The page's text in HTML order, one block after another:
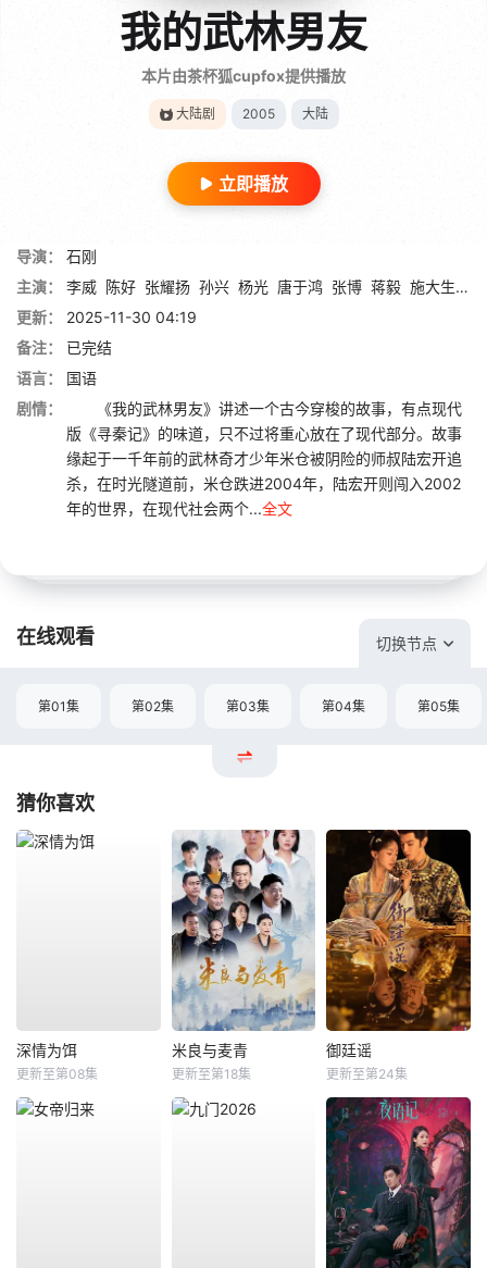
我的武林男友
本片由茶杯狐cupfox提供播放
大陆剧 2005 大陆
立即播放
导演：
石刚
主演：
李威 陈好 张耀扬 孙兴 杨光 唐于鸿 张博 蒋毅 施大生 徐
更新：
2025-11-30 04:19
备注：
已完结
语言：
国语
剧情：
《我的武林男友》讲述一个古今穿梭的故事，有点现代
版《寻秦记》的味道，只不过将重心放在了现代部分。故事
缘起于一千年前的武林奇才少年米仓被阴险的师叔陆宏开追
杀，在时光隧道前，米仓跌进2004年，陆宏开则闯入2002
年的世界，在现代社会两个...全文
在线观看 切换节点
第01集 第02集 第03集 第04集 第05集
猜你喜欢
深情为饵
更新至第08集
米良与麦青
更新至第18集
御廷谣
更新至第24集